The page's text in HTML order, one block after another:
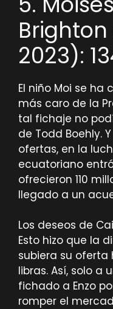
2023):
El niño Moi se
más caro de la
tal fichaje no
de Todd Boehly.
ofertas, en la
ecuatoriano
ofrecieron 110
llegado a un
Los deseos de
Esto hizo que la
subiera su oferta
libras. Así, solo a
fichado a Enzo
romper el